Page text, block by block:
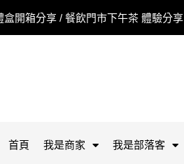
開箱分享 / 餐飲門市下午茶 體驗分享
首頁 我是商家 我是部落客